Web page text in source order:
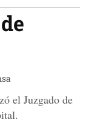
el Juzgado de